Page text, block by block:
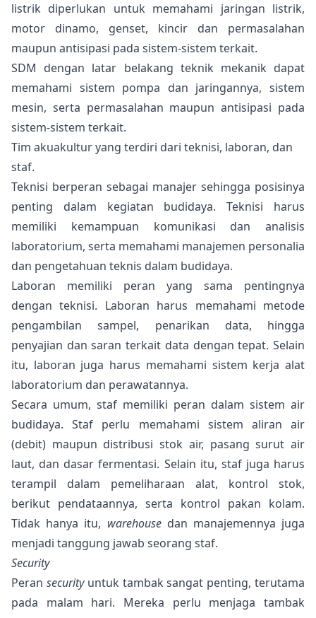
listrik diperlukan untuk memahami jaringan listrik,
motor dinamo, genset, kincir dan permasalahan
maupun antisipasi pada sistem-sistem terkait.
SDM dengan latar belakang teknik mekanik dapat
memahami sistem pompa dan jaringannya, sistem
mesin, serta permasalahan maupun antisipasi pada
sistem-sistem terkait.
Tim akuakultur yang terdiri dari teknisi, laboran, dan
staf.
Teknisi berperan sebagai manajer sehingga posisinya
penting dalam kegiatan budidaya. Teknisi harus
memiliki kemampuan komunikasi dan analisis
laboratorium, serta memahami manajemen personalia
dan pengetahuan teknis dalam budidaya.
Laboran memiliki peran yang sama pentingnya
dengan teknisi. Laboran harus memahami metode
pengambilan sampel, penarikan data, hingga
penyajian dan saran terkait data dengan tepat. Selain
itu, laboran juga harus memahami sistem kerja alat
laboratorium dan perawatannya.
Secara umum, staf memiliki peran dalam sistem air
budidaya. Staf perlu memahami sistem aliran air
(debit) maupun distribusi stok air, pasang surut air
laut, dan dasar fermentasi. Selain itu, staf juga harus
terampil dalam pemeliharaan alat, kontrol stok,
berikut pendataannya, serta kontrol pakan kolam.
Tidak hanya itu, warehousedan manajemennya juga
menjadi tanggung jawab seorang staf.
Security
Peran securityuntuk tambak sangat penting, terutama
pada malam hari. Mereka perlu menjaga tambak